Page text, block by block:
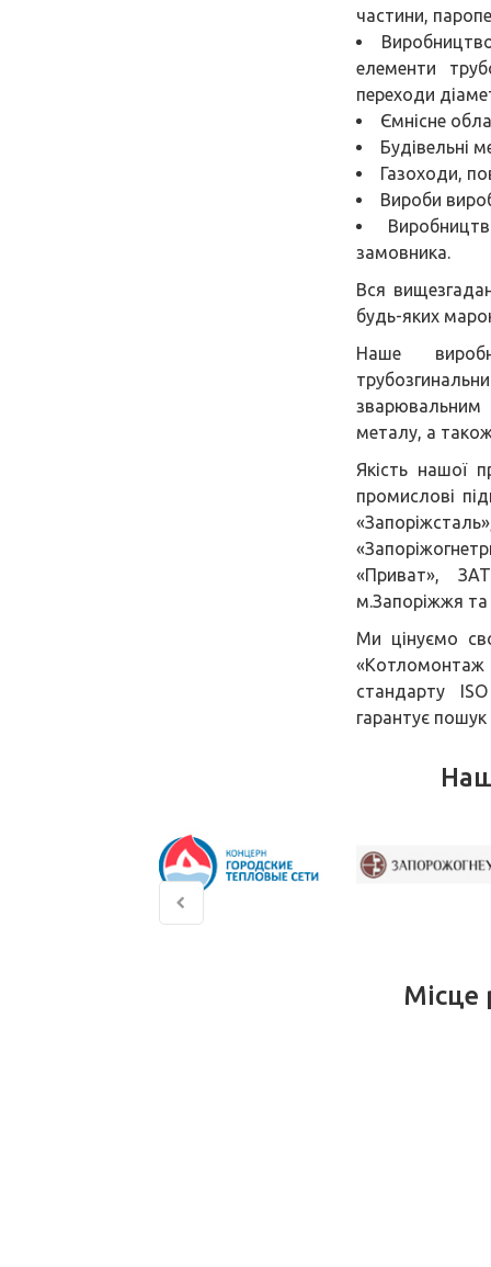
частини,
елементи
переходи
Ємнісне
Будівельні
Газоходи,
Вироби
замовника.
Вся
будь-яких
Наше
зварювальним
металу, а
Якість нашої
промислові
«Приват»,
м.Запоріжжя та
Ми цінуємо
«Котломонтаж
стандарту
гарантує
Місце